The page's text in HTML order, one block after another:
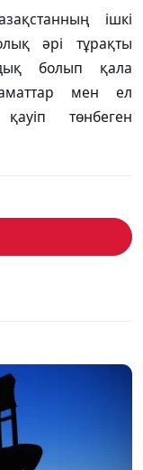
ішкі
әрі тұрақты
болып қала
мен ел
қауіп төнбеген